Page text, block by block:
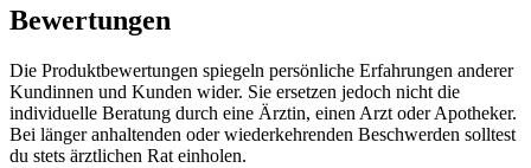
Bewertungen
Die Produktbewertungen spiegeln persönliche Erfahrungen anderer
Kundinnen und Kunden wider. Sie ersetzen jedoch nicht die
individuelle Beratung durch eine Ärztin, einen Arzt oder Apotheker.
Bei länger anhaltenden oder wiederkehrenden Beschwerden solltest
du stets ärztlichen Rat einholen.